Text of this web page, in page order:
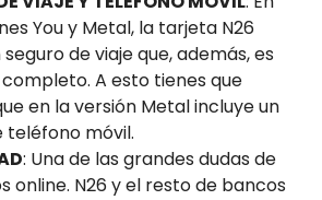
You y Metal, la tarjeta N26
de viaje que, además, es
A esto tienes que
en la versión Metal incluye un
teléfono móvil.
: Una de las grandes dudas de
online. N26 y el resto de bancos